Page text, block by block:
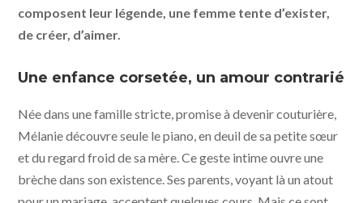
composent leur légende, une femme tente d’exister,
de créer, d’aimer.
Une enfance corsetée, un amour contrarié
Née dans une famille stricte, promise à devenir couturière,
Mélanie découvre seule le piano, en deuil de sa petite sœur
et du regard froid de sa mère. Ce geste intime ouvre une
brèche dans son existence. Ses parents, voyant là un atout